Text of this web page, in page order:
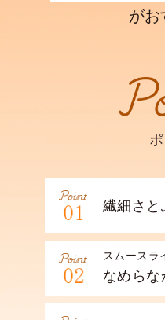
がお
繊細さ
スムースラ
なめら